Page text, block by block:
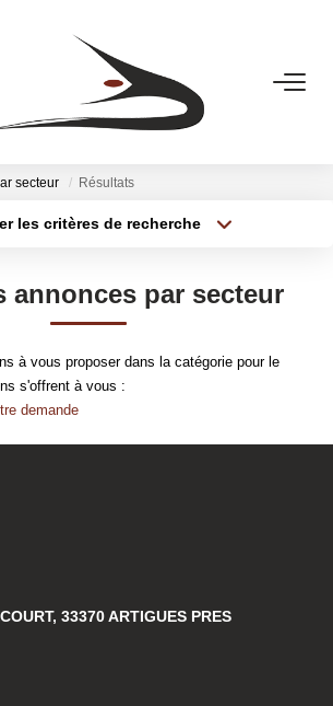
ACHETER
LOUER
La Société
Le Rayonnement
L'équipe
OUTILS
secteur Résultats
les critères de recherche
Surface min
Plus de critères
annonces par secteur
à vous proposer dans la catégorie pour le
s'offrent à vous :
demande
33370 ARTIGUES PRES